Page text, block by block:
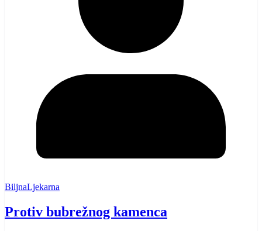
BiljnaLjekarna
Protiv bubrežnog kamenca